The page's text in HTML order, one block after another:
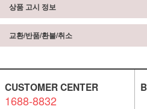
상품 고시 정보
교환/반품/환불/취소
CUSTOMER CENTER
1688-8832